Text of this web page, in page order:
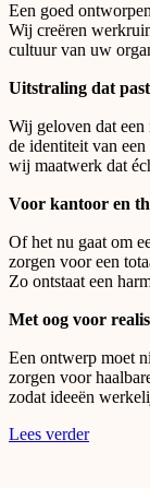
Een goed
Wij creëren
cultuur van uw
Uitstraling dat
Wij geloven dat
de identiteit van
wij maatwerk dat
Voor kantoor en
Of het nu gaat om
zorgen voor een
Zo ontstaat een
Met oog voor
Een ontwerp moet
zorgen voor
zodat ideeën
Lees verder